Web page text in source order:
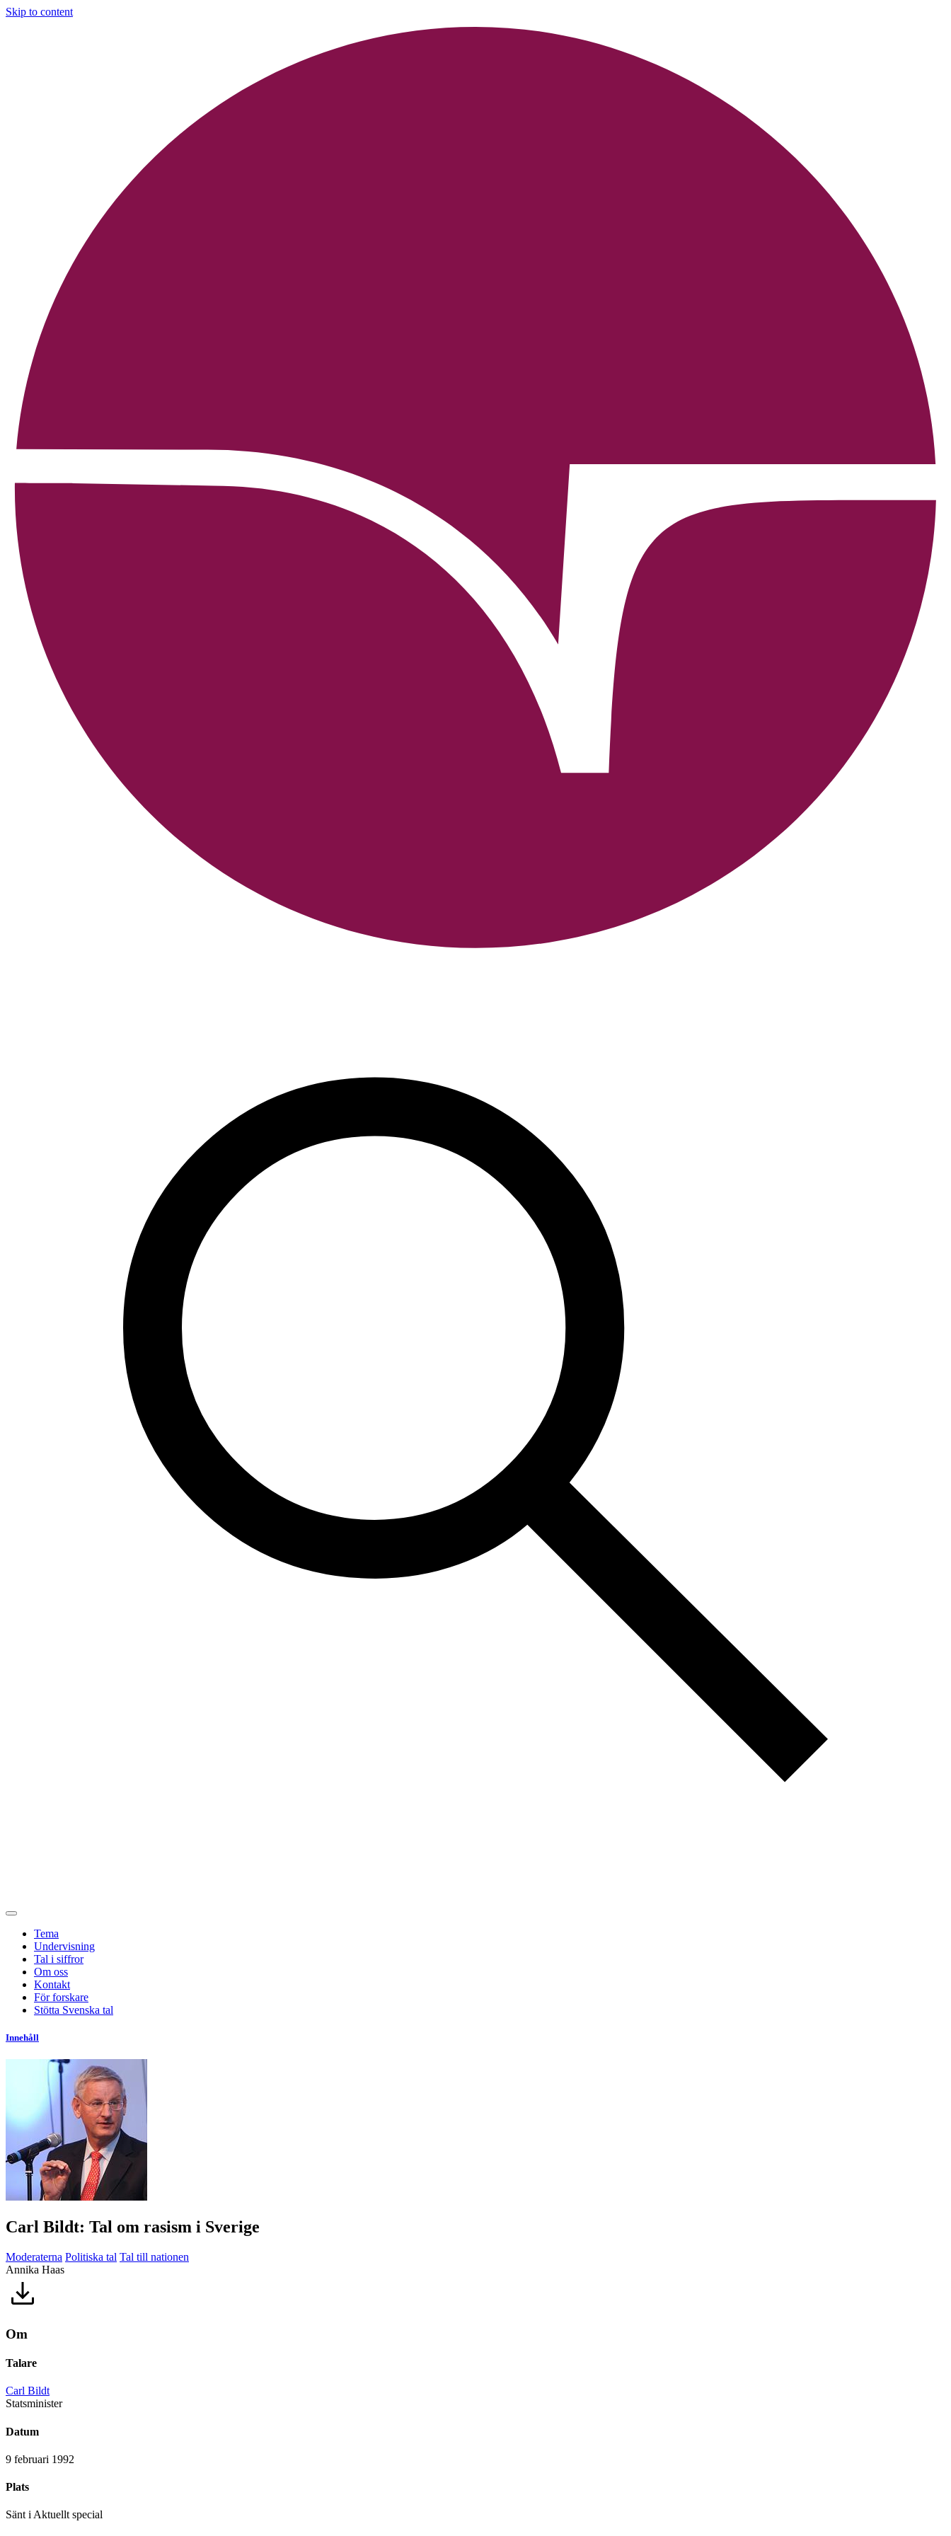
Skip to content
Tema
Undervisning
Tal i siffror
Om oss
Kontakt
För forskare
Stötta Svenska tal
Innehåll
Carl Bildt: Tal om rasism i Sverige
Moderaterna Politiska tal Tal till nationen
Annika Haas
Om
Talare
Carl Bildt
Statsminister
Datum
9 februari 1992
Plats
Sänt i Aktuellt special